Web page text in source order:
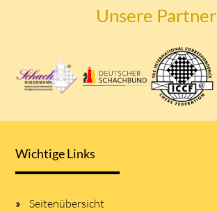
Unsere Partner
Wichtige Links
Seitenübersicht